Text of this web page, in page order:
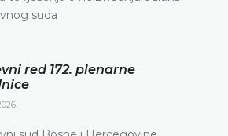
suda
red 172. plenarne